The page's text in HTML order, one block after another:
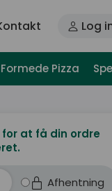
Log
Pizza
for at få din ordre
Afhentning